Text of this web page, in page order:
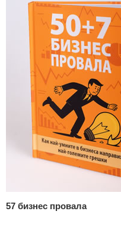
57 бизнес провала